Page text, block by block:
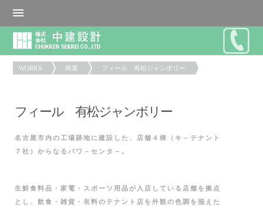
WORKS 商業 フィール 有松ジャンボリー
フィール 有松ジャンボリー
名古屋市内の工場跡地に建設した、店舗４棟（キ－テナント
７社）からなるパワ－センタ－。
生鮮食料品・家電・スポーツ用品が入店している店舗を拠点
とし、飲食・雑貨・衣料のテナント店を外観の色調を揃えた